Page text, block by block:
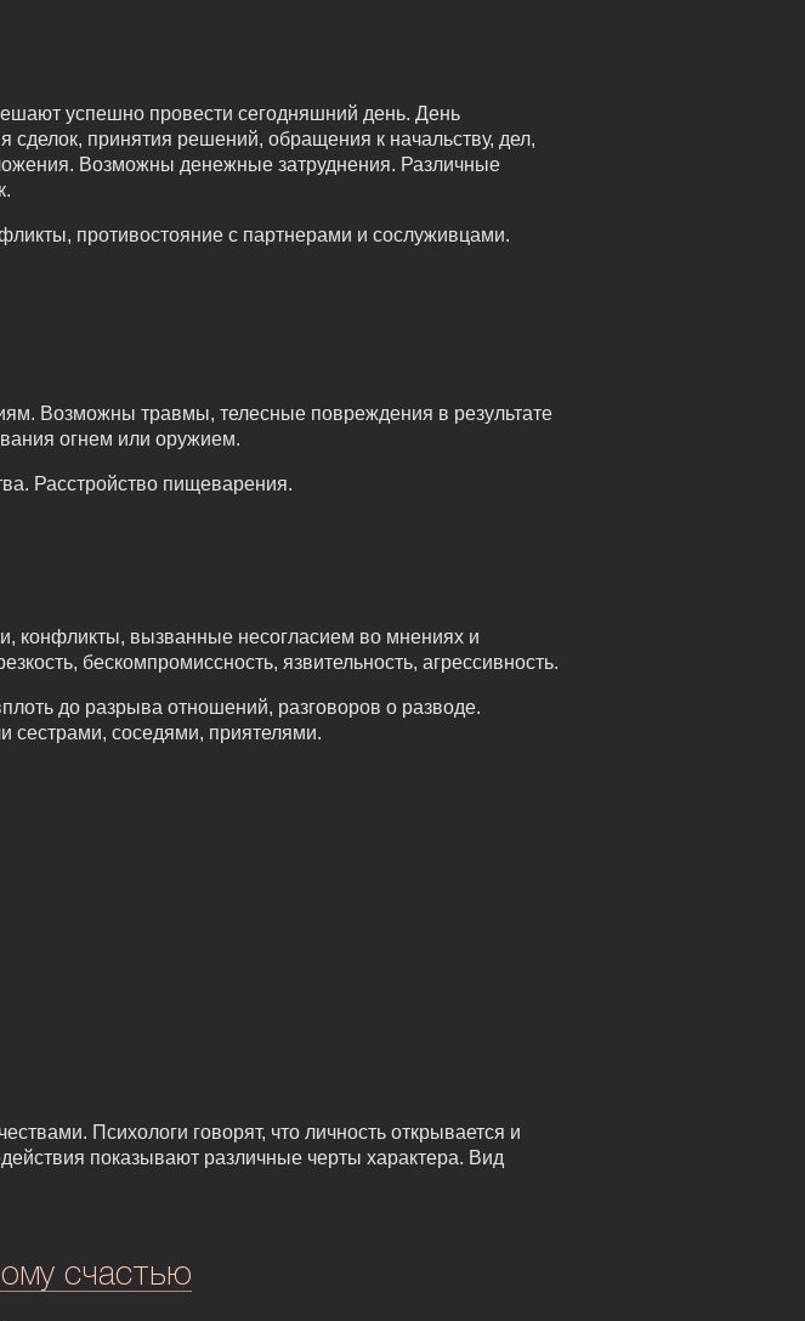
успешно провести сегодняшний день. День
сделок, принятия решений, обращения к начальству, дел,
Возможны денежные затруднения. Различные
противостояние с партнерами и сослуживцами.
Возможны травмы, телесные повреждения в результате
огнем или оружием.
Расстройство пищеварения.
конфликты, вызванные несогласием во мнениях и
бескомпромиссность, язвительность, агрессивность.
до разрыва отношений, разговоров о разводе.
сестрами, соседями, приятелями.
Психологи говорят, что личность открывается и
показывают различные черты характера. Вид
счастью